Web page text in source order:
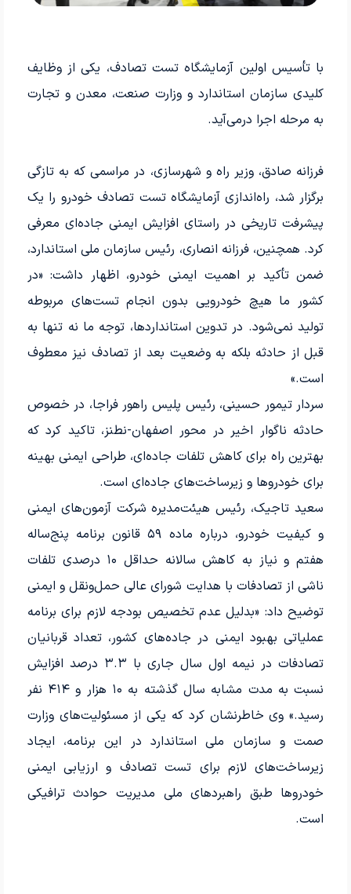
با تأسیس اولین آزمایشگاه تست تصادف، یکی از وظایف
کلیدی سازمان استاندارد و وزارت صنعت، معدن و تجارت
به مرحله اجرا درمی‌آید.
فرزانه صادق، وزیر راه و شهرسازی، در مراسمی که به تازگی
برگزار شد، راه‌اندازی آزمایشگاه تست تصادف خودرو را یک
پیشرفت تاریخی در راستای افزایش ایمنی جاده‌ای معرفی
کرد. همچنین، فرزانه انصاری، رئیس سازمان ملی استاندارد،
ضمن تأکید بر اهمیت ایمنی خودرو، اظهار داشت: «در
کشور ما هیچ خودرویی بدون انجام تست‌های مربوطه
تولید نمی‌شود. در تدوین استانداردها، توجه ما نه تنها به
قبل از حادثه بلکه به وضعیت بعد از تصادف نیز معطوف
است.»
سردار تیمور حسینی، رئیس پلیس راهور فراجا، در خصوص
حادثه ناگوار اخیر در محور اصفهان-نطنز، تاکید کرد که
بهترین راه برای کاهش تلفات جاده‌ای، طراحی ایمنی بهینه
برای خودروها و زیرساخت‌های جاده‌ای است.
سعید تاجیک، رئیس هیئت‌مدیره شرکت آزمون‌های ایمنی
و کیفیت خودرو، درباره ماده ۵۹ قانون برنامه پنج‌ساله
هفتم و نیاز به کاهش سالانه حداقل ۱۰ درصدی تلفات
ناشی از تصادفات با هدایت شورای عالی حمل‌ونقل و ایمنی
توضیح داد: «بدلیل عدم تخصیص بودجه لازم برای برنامه
عملیاتی بهبود ایمنی در جاده‌های کشور، تعداد قربانیان
تصادفات در نیمه اول سال جاری با ۳.۳ درصد افزایش
نسبت به مدت مشابه سال گذشته به ۱۰ هزار و ۴۱۴ نفر
رسید.» وی خاطرنشان کرد که یکی از مسئولیت‌های وزارت
صمت و سازمان ملی استاندارد در این برنامه، ایجاد
زیرساخت‌های لازم برای تست تصادف و ارزیابی ایمنی
خودروها طبق راهبردهای ملی مدیریت حوادث ترافیکی
است.